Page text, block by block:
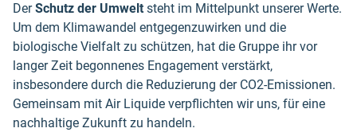
DerSchutz der Umwelt steht im Mittelpunkt unserer Werte.
Um dem Klimawandel entgegenzuwirken und die
biologische Vielfalt zu schützen, hat die Gruppe ihr vor
langer Zeit begonnenes Engagement verstärkt,
insbesondere durch die Reduzierung der CO2-Emissionen.
Gemeinsam mit Air Liquide verpflichten wir uns, für eine
nachhaltige Zukunft zu handeln.